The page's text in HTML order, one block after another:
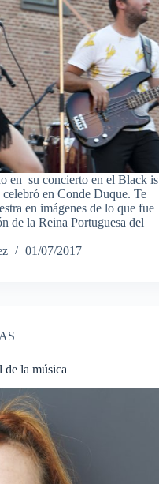
en su concierto en el Black is
en Conde Duque. Te
en imágenes de lo que fue
de la Reina Portuguesa del
01/07/2017
de la música